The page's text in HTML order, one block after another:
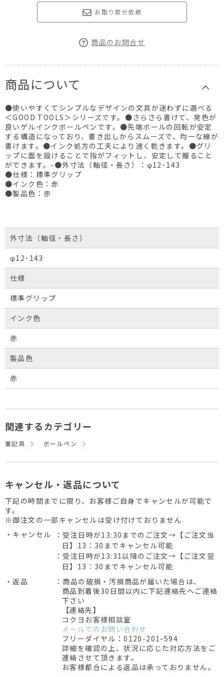
お取り寄せ依頼
商品のお問合せ
商品について
●使いやすくてシンプルなデザインの文具が迷わずに選べる
＜GOOD TOOLS＞シリーズです。●さらさら書けて、発色が
良いゲルインクボールペンです。●先端ボールの回転が安定
する構造になっており、書き出しからスムーズで、均一な線が
書けます。●インク処方の工夫により速く乾きます。●グリ
ップに面を設けることで指がフィットし、安定して握ること
ができます。-●外寸法（軸径・長さ）：φ12･143
●仕様：標準グリップ
●インク色：赤
●製品色：赤
外寸法（軸径・長さ）
φ12･143
仕様
標準グリップ
インク色
赤
製品色
赤
関連するカテゴリー
筆記具 ボールペン
キャンセル・返品について
下記の時間までに限り、お客様ご自身でキャンセルが可能で
す。
※御注文の一部キャンセルは受け付けておりません
・キャンセル
：受注日時が13:30までのご注文→【ご注文当
日】13：30までキャンセル可能
：受注日時が13:31以降のご注文→【ご注文翌
日】13：30までキャンセル可能
・返品
：商品の破損・汚損商品が届いた場合は、
商品到着後30日間以内に下記連絡先へご連絡
下さい
【連絡先】
コクヨお客様相談室
メールでのお問い合わせ
フリーダイヤル：0120-201-594
詳細を確認の上、状況に応じた対応方法をご
連絡させて頂きます。
お客様都合による返品は承っておりません。